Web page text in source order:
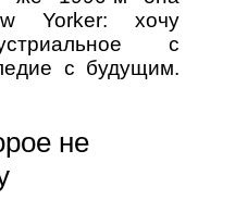
Yorker: хочу
с
с будущим.
не